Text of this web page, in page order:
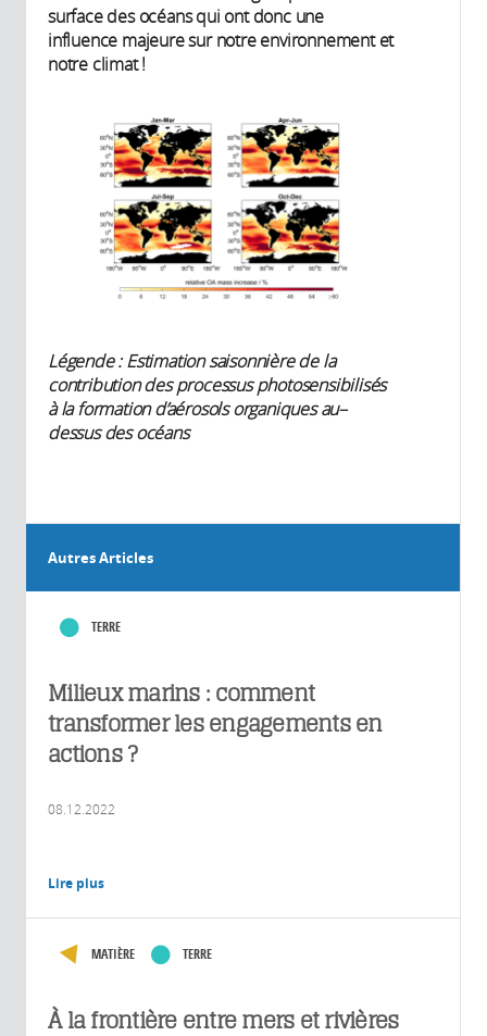
surface des océans qui ont donc une
influence majeure sur notre environnement et
notre climat !
Légende : Estimation saisonnière de la
contribution des processus photosensibilisés
à la formation d’aérosols organiques au–
dessus des océans
Autres Articles
TERRE
Milieux marins : comment
transformer les engagements en
actions ?
08.12.2022
Lire plus
MATIÈRE TERRE
À la frontière entre mers et rivières